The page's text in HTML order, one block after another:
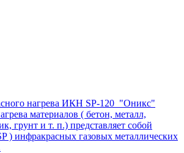
нагрева ИКН SP-120 "Оникс"
материалов ( бетон, металл,
грунт и т. п.) представляет собой
) инфракрасных газовых металлических